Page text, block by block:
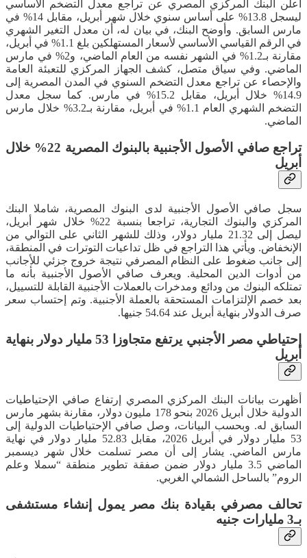
أعلن البنك المركزي المصري عن تراجع معدل التضخم الأساسي
ليسجل 13.8% على أساس سنوي خلال شهر أبريل، مقابل 14% في
مارس السابق. وأوضح البنك، في بيان له، أن معدل التغير الشهري
في الرقم القياسي الأساسي لأسعار المستهلكين بلغ 1.1% في أبريل،
مقارنة بـ1.2% في الشهر نفسه من العام الماضي، و2% في مارس
الماضي. وفي سياق متصل، كشف الجهاز المركزي للتعبئة العامة
والإحصاء عن تراجع معدل التضخم السنوي في المدن المصرية إلى
14.9% خلال أبريل، مقابل 15.2% في مارس. كما سجل معدل
التضخم الشهري العام 1.1% في أبريل، مقارنة بـ3.2% خلال مارس
الماضي.
تراجع صافي الأصول الأجنبية بالبنوك المصرية 22% خلال
أبريل
سجل صافي الأصول الأجنبية لدى البنوك المصرية، شاملا البنك
المركزي والبنوك التجارية، تراجعا بنسبة 22% خلال شهر أبريل،
ليصل إلى 21.32 مليار دولار، وذلك للشهر الثاني على التوالي من
الإنخفاض. ويأتي هذا التراجع في ظل تداعيات التوترات في المنطقة،
إلى جانب ضغوط على النظام المصرفي نتيجة خروج جزئي للأجانب
من أدوات الدين المحلية. ويعرف صافي الأصول الأجنبية بأنه ما
تمتلكه البنوك من ودائع ومدخرات بالعملات الأجنبية القابلة للتسييل،
بعد خصم الإلتزامات المستحقة بالعملة الأجنبية. وتم إحتساب سعر
صرف الدولار بنهاية أبريل عند 54.64 جنيها.
إحتياطي مصر الأجنبي يرتفع متجاوزا 53 مليار دولار بنهاية
أبريل
أظهرت بيانات البنك المركزي المصري إرتفاع صافي الإحتياطيات
الدولية خلال أبريل 2026 بنحو 178 مليون دولار، مقارنة بشهر مارس
السابق له. وبحسب البيانات، وصل صافي الإحتياطيات الدولية إلى
53 مليار دولار في أبريل 2026، مقابل 52.83 مليار دولار في نهاية
مارس الماضي. يشار إلى أن مصر تسلمت خلال شهر ديسمبر
الماضي 3.5 مليار دولار ضمن صفقة تطوير منطقة “سملا وعلم
الروم” بالساحل الشمالي الغربي.
تحالف مصرفي بقيادة بنك مصر يمول إنشاء مستشفى
بـ3 مليارات جنيه